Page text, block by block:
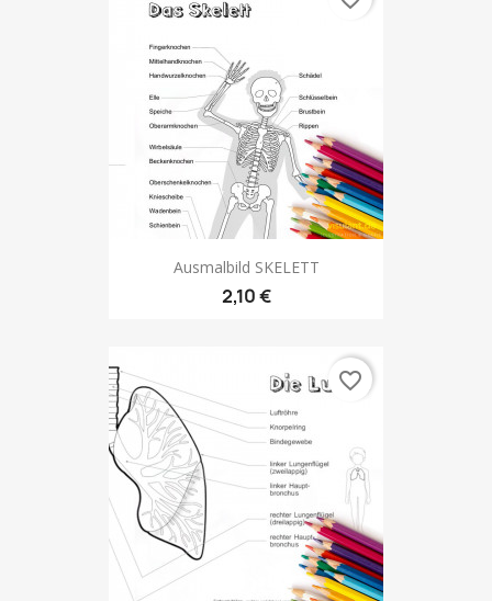
Ausmalbild SKELETT
2,10 €
favorite_border